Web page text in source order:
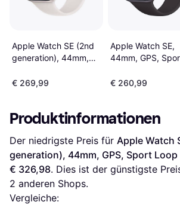
Apple Watch SE (2nd
generation), 44mm,
Starlight
€ 269,99
Apple Watch SE,
44mm, GPS,
€ 260,99
Produktinformationen
Der niedrigste Preis für Apple Watch
generation), 44mm, GPS, Sport Loop
€ 326,98
2 anderen Shops.
Vergleiche: